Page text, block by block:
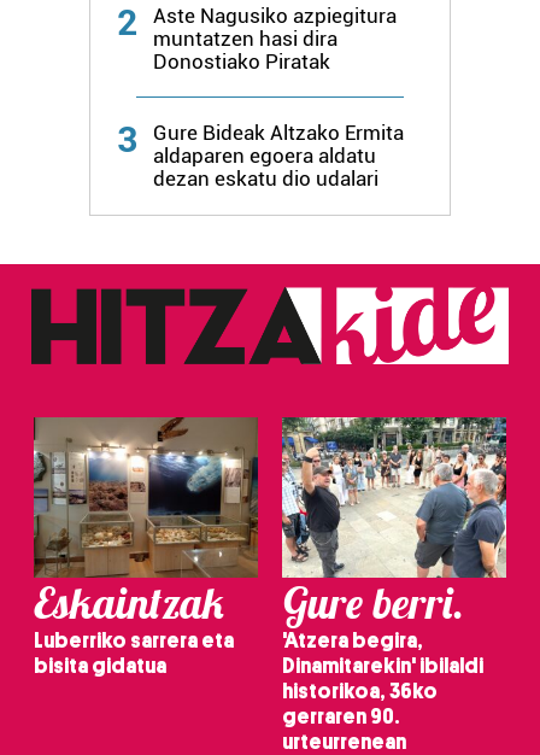
2
Aste Nagusiko azpiegitura
muntatzen hasi dira
Donostiako Piratak
3
Gure Bideak Altzako Ermita
aldaparen egoera aldatu
dezan eskatu dio udalari
Eskaintzak
Luberriko sarrera eta
bisita gidatua
Gure berri.
'Atzera begira,
Dinamitarekin' ibilaldi
historikoa, 36ko
gerraren 90.
urteurrenean